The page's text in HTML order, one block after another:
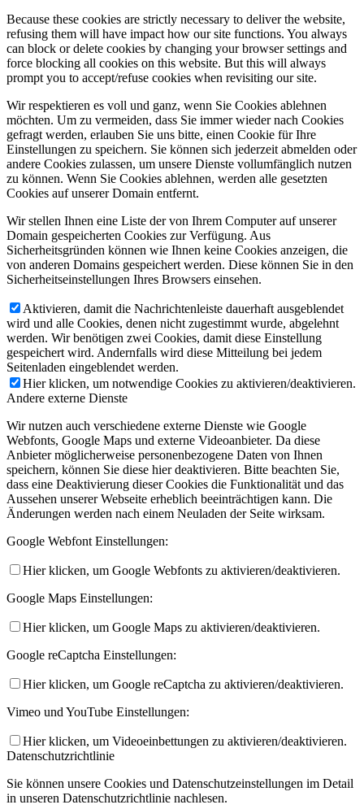
Because these cookies are strictly necessary to deliver the website,
refusing them will have impact how our site functions. You always
can block or delete cookies by changing your browser settings and
force blocking all cookies on this website. But this will always
prompt you to accept/refuse cookies when revisiting our site.
Wir respektieren es voll und ganz, wenn Sie Cookies ablehnen
möchten. Um zu vermeiden, dass Sie immer wieder nach Cookies
gefragt werden, erlauben Sie uns bitte, einen Cookie für Ihre
Einstellungen zu speichern. Sie können sich jederzeit abmelden oder
andere Cookies zulassen, um unsere Dienste vollumfänglich nutzen
zu können. Wenn Sie Cookies ablehnen, werden alle gesetzten
Cookies auf unserer Domain entfernt.
Wir stellen Ihnen eine Liste der von Ihrem Computer auf unserer
Domain gespeicherten Cookies zur Verfügung. Aus
Sicherheitsgründen können wie Ihnen keine Cookies anzeigen, die
von anderen Domains gespeichert werden. Diese können Sie in den
Sicherheitseinstellungen Ihres Browsers einsehen.
Aktivieren, damit die Nachrichtenleiste dauerhaft ausgeblendet
wird und alle Cookies, denen nicht zugestimmt wurde, abgelehnt
werden. Wir benötigen zwei Cookies, damit diese Einstellung
gespeichert wird. Andernfalls wird diese Mitteilung bei jedem
Seitenladen eingeblendet werden.
Hier klicken, um notwendige Cookies zu aktivieren/deaktivieren.
Andere externe Dienste
Wir nutzen auch verschiedene externe Dienste wie Google
Webfonts, Google Maps und externe Videoanbieter. Da diese
Anbieter möglicherweise personenbezogene Daten von Ihnen
speichern, können Sie diese hier deaktivieren. Bitte beachten Sie,
dass eine Deaktivierung dieser Cookies die Funktionalität und das
Aussehen unserer Webseite erheblich beeinträchtigen kann. Die
Änderungen werden nach einem Neuladen der Seite wirksam.
Google Webfont Einstellungen:
Hier klicken, um Google Webfonts zu aktivieren/deaktivieren.
Google Maps Einstellungen:
Hier klicken, um Google Maps zu aktivieren/deaktivieren.
Google reCaptcha Einstellungen:
Hier klicken, um Google reCaptcha zu aktivieren/deaktivieren.
Vimeo und YouTube Einstellungen:
Hier klicken, um Videoeinbettungen zu aktivieren/deaktivieren.
Datenschutzrichtlinie
Sie können unsere Cookies und Datenschutzeinstellungen im Detail
in unseren Datenschutzrichtlinie nachlesen.